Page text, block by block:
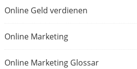
Online Geld verdienen
Online Marketing
Online Marketing Glossar